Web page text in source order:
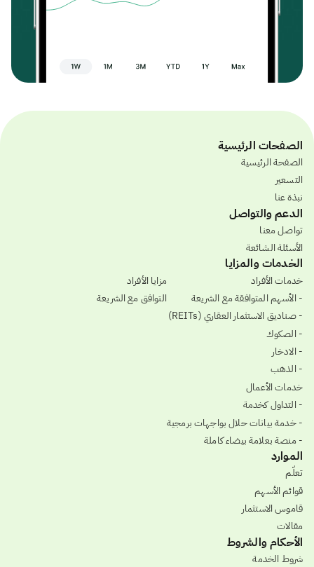
الصفحات الرئيسية
الصفحة الرئيسية
التسعير
نبذة عنا
الدعم والتواصل
تواصل معنا
الأسئلة الشائعة
الخدمات والمزايا
خدمات الأفراد
- الأسهم المتوافقة مع الشريعة
- صناديق الاستثمار العقاري (REITs)
- الصكوك
- الادخار
- الذهب
خدمات الأعمال
- التداول كخدمة
- خدمة بيانات حلال بواجهات برمجية
- منصة بعلامة بيضاء كاملة
مزايا الأفراد
التوافق مع الشريعة
الموارد
تعلّم
قوائم الأسهم
قاموس الاستثمار
مقالات
الأحكام والشروط
شروط الخدمة